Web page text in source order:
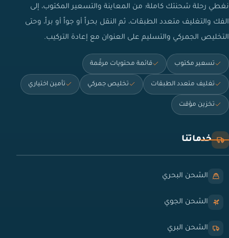
نغطي رحلة شحنتك كاملة: من المعاينة والتسعير المكتوب، إلى
الفك والتغليف متعدد الطبقات، ثم النقل بحراً أو جواً أو براً، وحتى
التخليص الجمركي والتسليم على العنوان مع إعادة التركيب.
تسعير مكتوب قائمة محتويات مرقّمة
تغليف متعدد الطبقات تخليص جمركي تأمين اختياري
تخزين مؤقت
خدماتنا
الشحن البحري
الشحن الجوي
الشحن البري